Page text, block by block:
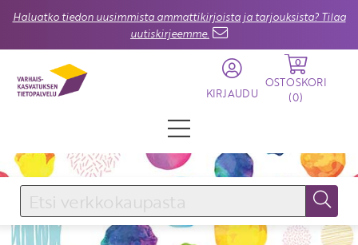
Haluatko tiedon uusimmista ammattikirjoista ja tarjouksista? Tilaa
uutiskirjeemme.
KIRJAUDU
0
OSTOSKORI
(0)
KIRJAUDU SISÄÄN
Käyttäjätunnus